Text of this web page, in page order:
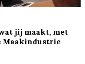
jij maakt, met
Maakindustrie